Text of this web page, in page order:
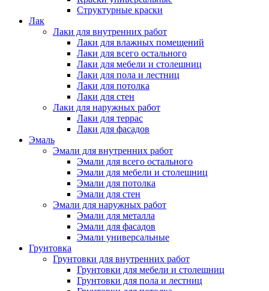
Структурные краски
Лак
Лаки для внутренних работ
Лаки для влажных помещений
Лаки для всего остального
Лаки для мебели и столешниц
Лаки для пола и лестниц
Лаки для потолка
Лаки для стен
Лаки для наружных работ
Лаки для террас
Лаки для фасадов
Эмаль
Эмали для внутренних работ
Эмали для всего остального
Эмали для мебели и столешниц
Эмали для потолка
Эмали для стен
Эмали для наружных работ
Эмали для металла
Эмали для фасадов
Эмали универсальные
Грунтовка
Грунтовки для внутренних работ
Грунтовки для мебели и столешниц
Грунтовки для пола и лестниц